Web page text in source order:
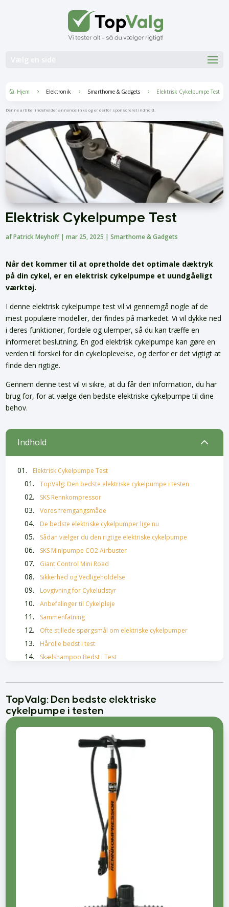
 Hjem 5 Elektronik 5 Smarthome & Gadgets 5 Elektrisk Cykelpumpe Test
Denne artikel indeholder annoncelinks og er derfor sponsoreret indhold.
Elektrisk Cykelpumpe Test
afPatrick Meyhoff |mar 25, 2025 |Smarthome & Gadgets
Når det kommer til at opretholde det optimale dæktryk
på din cykel, er en elektrisk cykelpumpe et uundgåeligt
værktøj.
I denne elektrisk cykelpumpe test vil vi gennemgå nogle af de
mest populære modeller, der findes på markedet. Vi vil dykke ned
i deres funktioner, fordele og ulemper, så du kan træffe en
informeret beslutning. En god elektrisk cykelpumpe kan gøre en
verden til forskel for din cykeloplevelse, og derfor er det vigtigt at
finde den rigtige.
Gennem denne test vil vi sikre, at du får den information, du har
brug for, for at vælge den bedste elektriske cykelpumpe til dine
behov.
Indhold 2
Elektrisk Cykelpumpe Test
TopValg: Den bedste elektriske cykelpumpe i testen
SKS Rennkompressor
Vores fremgangsmåde
De bedste elektriske cykelpumper lige nu
Sådan vælger du den rigtige elektriske cykelpumpe
SKS Minipumpe CO2 Airbuster
Giant Control Mini Road
Sikkerhed og Vedligeholdelse
Lovgivning for Cykeludstyr
Anbefalinger til Cykelpleje
Sammenfatning
Ofte stillede spørgsmål om elektriske cykelpumper
Hårolie bedst i test
Skælshampoo Bedst i Test
Bedste Malersprøjter
Føntørrer bedst i test
TopValg: Den bedste elektriske
cykelpumpe i testen